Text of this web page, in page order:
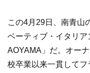
k
この4月29日、南青山
ベーティブ・イタリア
AOYAMA」だ。オー
校卒業以来一貫して